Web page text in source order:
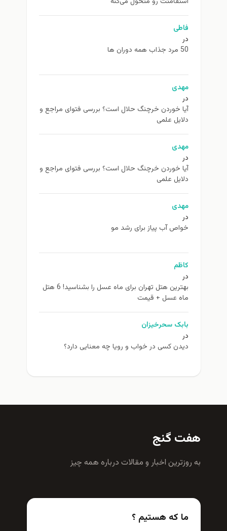
فاطی
در
50 مرد جذاب همه دوران ها
مهدی
در
آیا خوردن خرچنگ حلال است؟ بررسی فتوای مراجع و
دلایل علمی
مهدی
در
آیا خوردن خرچنگ حلال است؟ بررسی فتوای مراجع و
دلایل علمی
مهدی
در
خواص آب پیاز برای رشد مو
کاظم
در
بهترین هتل تهران برای ماه عسل را بشناسید! 6 هتل
ماه عسل + قیمت
بابک سحرخیزان
در
دیدن کسی در خواب و رویا چه معنایی دارد؟
هفت گنج
به روزترين اخبار و مقالات درباره همه چيز
ما که هستیم ؟